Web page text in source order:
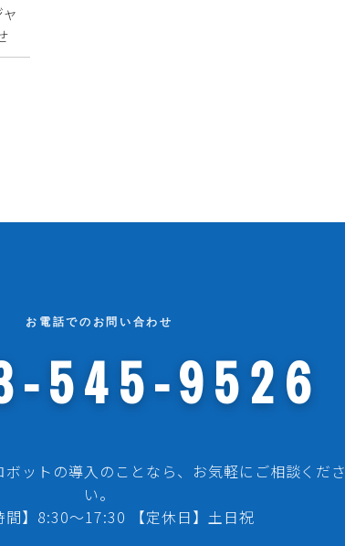
お電話でのお問い合わせ
545-9526
ットの導入のことなら、お気軽にご相談くださ
い。
間】8:30～17:30 【定休日】土日祝